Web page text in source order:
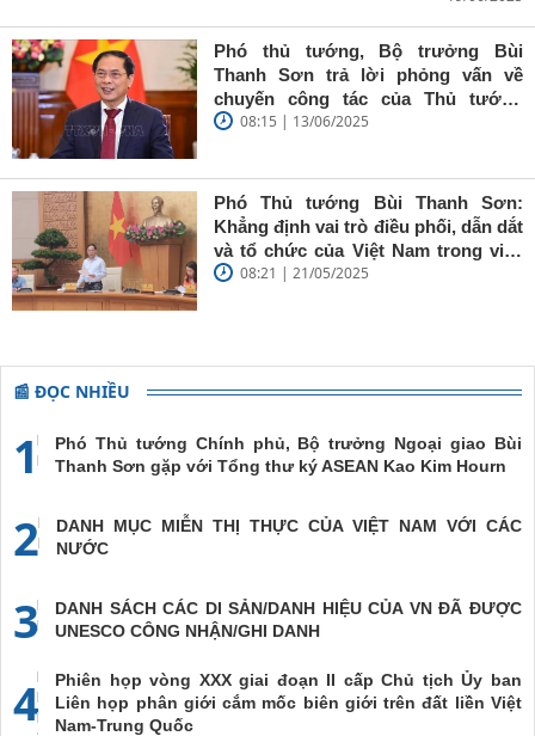
Sơn: Nhà
báo trẻ cần
giữ vững
'tâm trong,
Phó thủ tướng, Bộ trưởng Bùi
Thanh Sơn trả lời phỏng vấn về
chuyến công tác của Thủ tướng
Chính phủ đến Estonia, Pháp và
08:15 | 13/06/2025
Phó Thủ tướng Bùi Thanh Sơn:
Khẳng định vai trò điều phối, dẫn dắt
và tổ chức của Việt Nam trong việc
đề cao chủ nghĩa đa phương, đoàn
08:21 | 21/05/2025
📰 ĐỌC NHIỀU
1
Phó Thủ tướng Chính phủ, Bộ trưởng Ngoại giao Bùi
Thanh Sơn gặp với Tổng thư ký ASEAN Kao Kim Hourn
2
DANH MỤC MIỄN THỊ THỰC CỦA VIỆT NAM VỚI CÁC
NƯỚC
3
DANH SÁCH CÁC DI SẢN/DANH HIỆU CỦA VN ĐÃ ĐƯỢC
UNESCO CÔNG NHẬN/GHI DANH
4
Phiên họp vòng XXX giai đoạn II cấp Chủ tịch Ủy ban
Liên họp phân giới cắm mốc biên giới trên đất liền Việt
Nam-Trung Quốc